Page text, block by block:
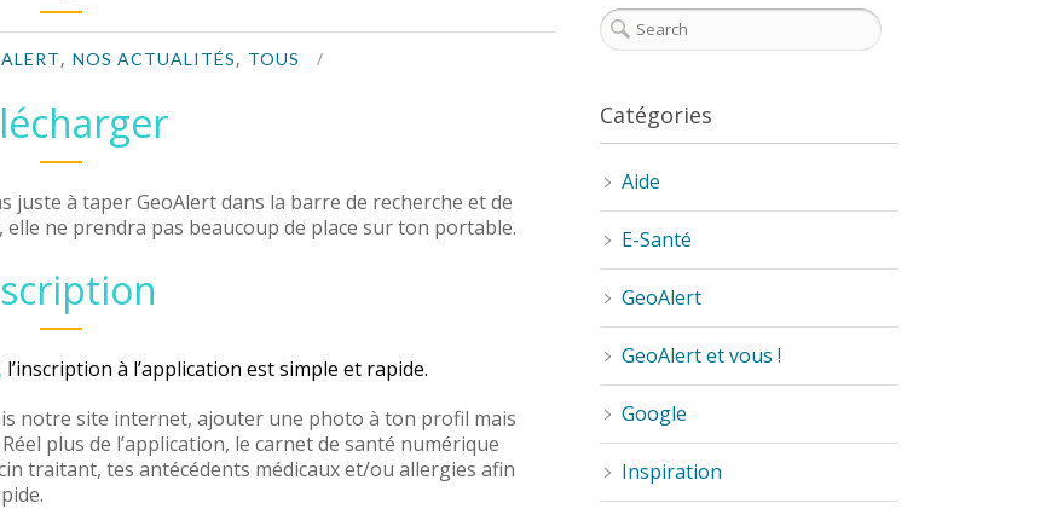
, NOS ACTUALITÉS, TOUS
juste à taper GeoAlert dans la barre de recherche et de
ne prendra pas beaucoup de place sur ton portable.
, l’inscription à l’application est simple et rapide.
notre site internet, ajouter une photo à ton profil mais
plus de l’application, le carnet de santé numérique
traitant, tes antécédents médicaux et/ou allergies afin
Catégories
Aide
E-Santé
GeoAlert
GeoAlert et vous !
Google
Inspiration